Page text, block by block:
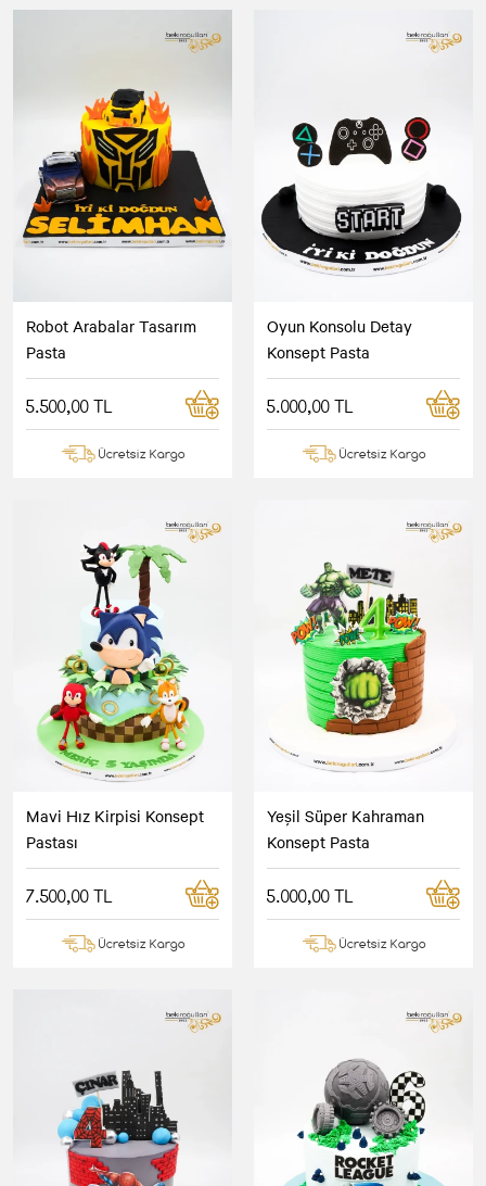
Robot Arabalar Tasarım
Pasta
5.500,00 TL
Ücretsiz Kargo
Oyun Konsolu Detay
Konsept Pasta
5.000,00 TL
Ücretsiz Kargo
Mavi Hız Kirpisi Konsept
Pastası
7.500,00 TL
Ücretsiz Kargo
Yeşil Süper Kahraman
Konsept Pasta
5.000,00 TL
Ücretsiz Kargo